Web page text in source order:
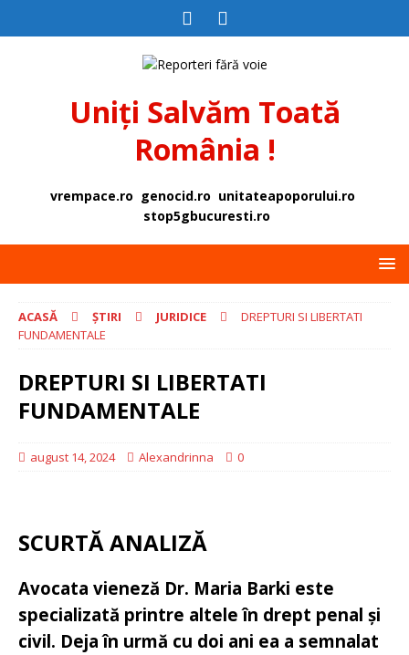
Uniți Salvăm Toată
România !
vrempace.ro genocid.ro unitateapoporului.ro
stop5gbucuresti.ro
ACASĂ ȘTIRI JURIDICE
DREPTURI SI LIBERTATI
FUNDAMENTALE
DREPTURI SI LIBERTATI
FUNDAMENTALE
august 14, 2024 Alexandrinna 0
SCURTĂ ANALIZĂ
Avocata vieneză Dr. Maria Barki este
specializată printre altele în drept penal și
civil. Deja în urmă cu doi ani ea a semnalat